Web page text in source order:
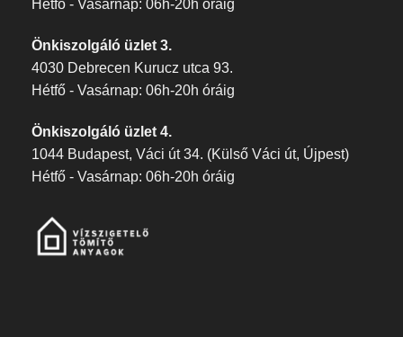
Hétfő - Vasárnap: 06h-20h óráig
Önkiszolgáló üzlet 3.
4030 Debrecen Kurucz utca 93.
Hétfő - Vasárnap: 06h-20h óráig
Önkiszolgáló üzlet 4.
1044 Budapest, Váci út 34. (Külső Váci út, Újpest)
Hétfő - Vasárnap: 06h-20h óráig